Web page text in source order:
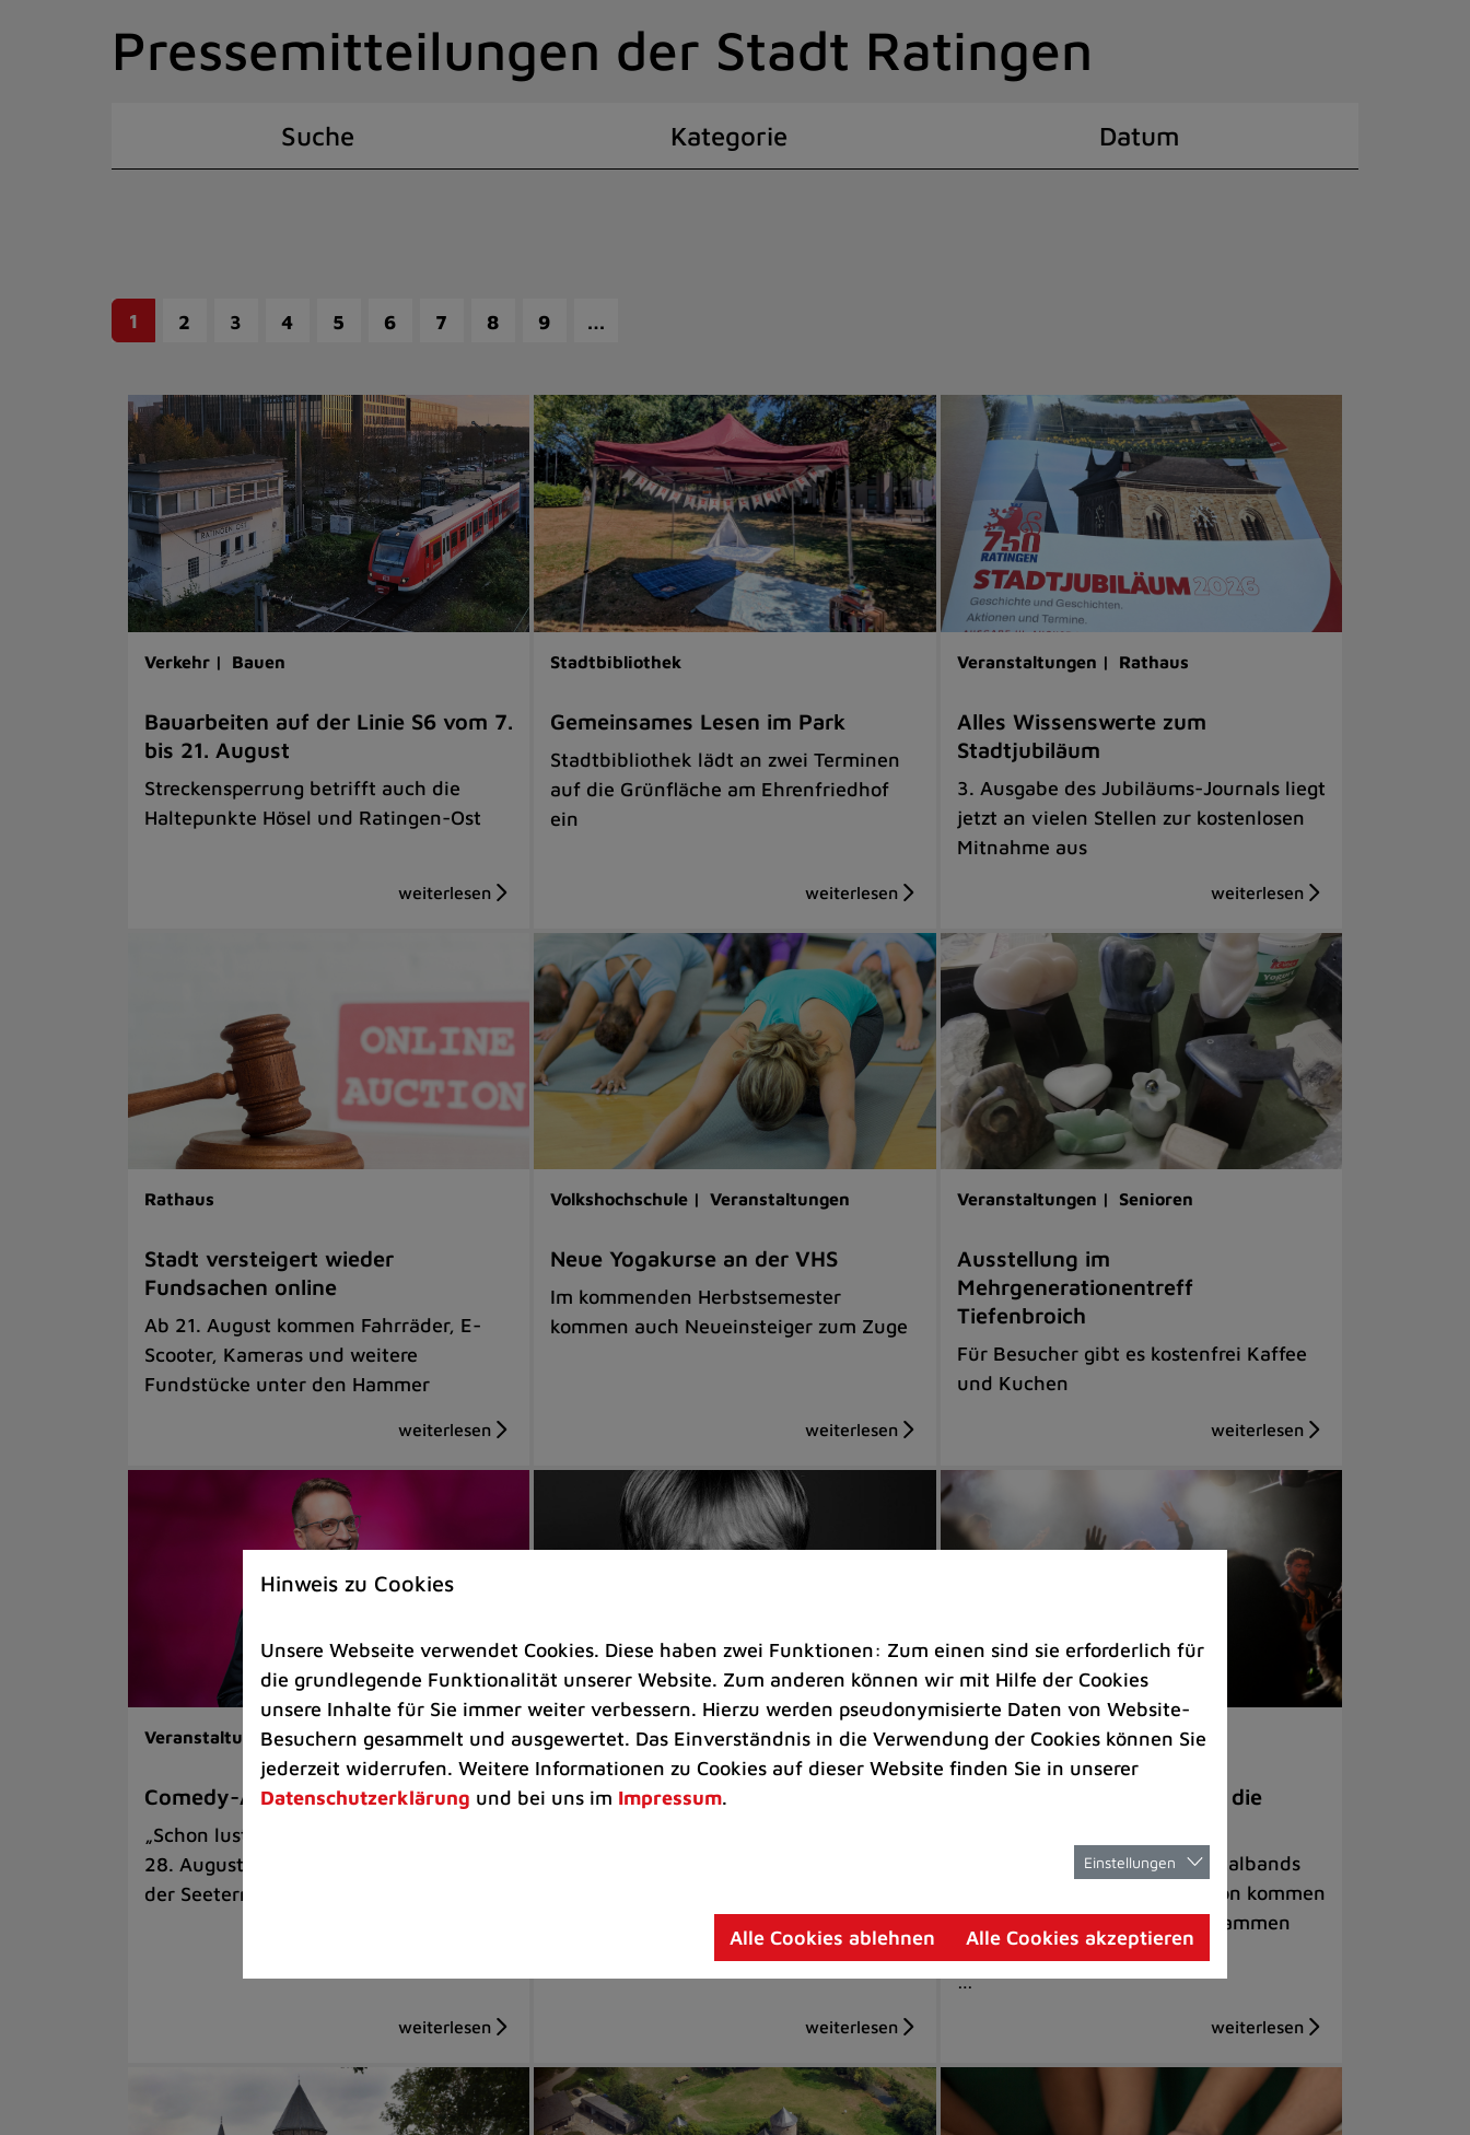
Pressemitteilungen der Stadt Ratingen
Suche Kategorie Datum
1 2 3 4 5 6 7 8 9 …
Verkehr | Bauen
Bauarbeiten auf der Linie S6 vom 7.
bis 21. August
Streckensperrung betrifft auch die
Haltepunkte Hösel und Ratingen-Ost
Stadtbibliothek
Gemeinsames Lesen im Park
Stadtbibliothek lädt an zwei Terminen
auf die Grünfläche am Ehrenfriedhof
ein
Veranstaltungen | Rathaus
Alles Wissenswerte zum
Stadtjubiläum
3. Ausgabe des Jubiläums-Journals liegt
jetzt an vielen Stellen zur kostenlosen
Mitnahme aus
Rathaus
Stadt versteigert wieder
Fundsachen online
Ab 21. August kommen Fahrräder, E-
Scooter, Kameras und weitere
Fundstücke unter den Hammer
Volkshochschule | Veranstaltungen
Neue Yogakurse an der VHS
Im kommenden Herbstsemester
kommen auch Neueinsteiger zum Zuge
Veranstaltungen | Senioren
Ausstellung im
Mehrgenerationentreff
Tiefenbroich
Für Besucher gibt es kostenfrei Kaffee
und Kuchen
Veranstaltungen | Kunst & Kultur
Comedy-Abend mit Benni Stark
„Schon lustig, wenn’s witzig ist!“ am
28. August auf der Sommerbühne an
der Seeterrasse
Veranstaltungen
Kultkicker Ansgar Brinkmann
Veranstaltungen
„Manege Madness“ bringt die
Internationale Rock- und Metalbands
und starke Acts aus der Region kommen
am 17. Oktober in Lintorf zusammen
…
Hinweis zu Cookies
Unsere Webseite verwendet Cookies. Diese haben zwei Funktionen: Zum einen sind sie erforderlich für
die grundlegende Funktionalität unserer Website. Zum anderen können wir mit Hilfe der Cookies
unsere Inhalte für Sie immer weiter verbessern. Hierzu werden pseudonymisierte Daten von Website-
Besuchern gesammelt und ausgewertet. Das Einverständnis in die Verwendung der Cookies können Sie
jederzeit widerrufen. Weitere Informationen zu Cookies auf dieser Website finden Sie in unserer
Datenschutzerklärung und bei uns im Impressum.
Einstellungen
Alle Cookies ablehnen Alle Cookies akzeptieren